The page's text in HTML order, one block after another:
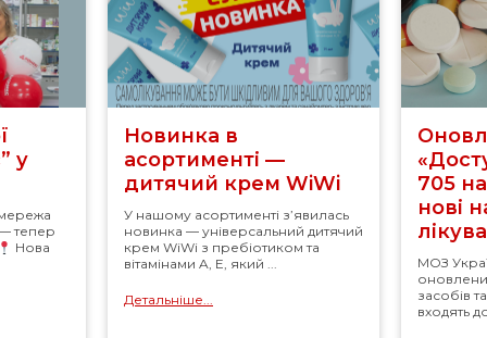
у
тепер
Нова
Новинка в
асортименті —
дитячий крем WiWi
У нашому асортименті з’явилась
новинка — універсальний дитячий
крем WiWi з пребіотиком та
вітамінами A, E, який ...
Детальніше...
705
нові
МОЗ
засобів
входять